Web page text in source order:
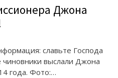
Джона
славьте Господа
чиновники выслали Джона
года. Фото:…